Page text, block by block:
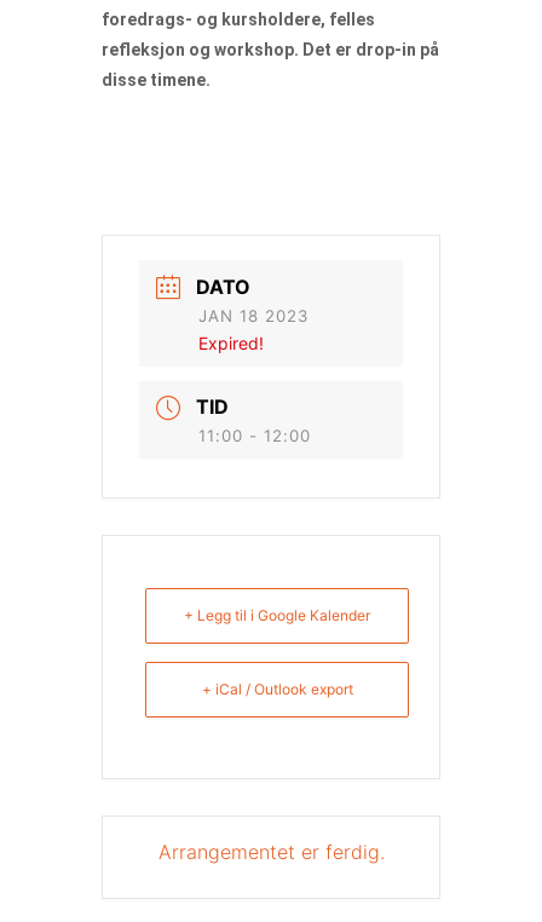
foredrags- og kursholdere, felles
refleksjon og workshop. Det er drop-in på
disse timene.
DATO
JAN 18 2023
Expired!
TID
11:00 - 12:00
+ Legg til i Google Kalender
+ iCal / Outlook export
Arrangementet er ferdig.